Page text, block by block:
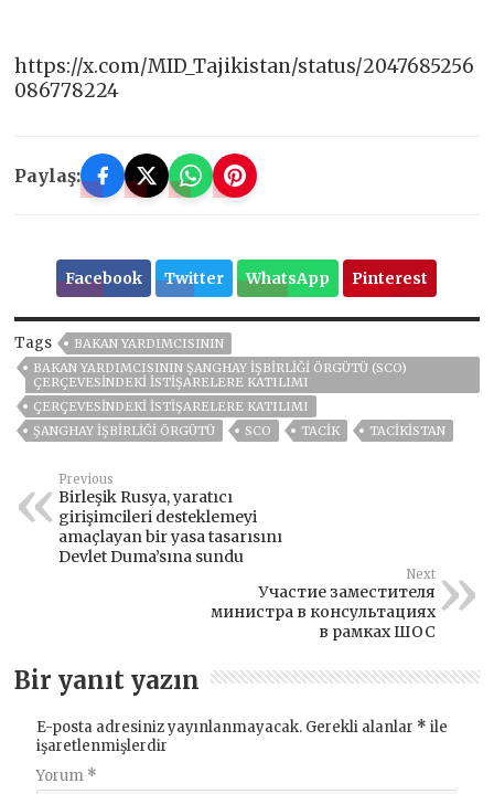
https://x.com/MID_Tajikistan/status/2047685256
086778224
Paylaş:
Facebook Twitter WhatsApp Pinterest
Tags
BAKAN YARDIMCISININ
BAKAN YARDIMCISININ ŞANGHAY İŞBIRLIĞI ÖRGÜTÜ (SCO)
ÇERÇEVESINDEKI ISTIŞARELERE KATILIMI
ÇERÇEVESINDEKI ISTIŞARELERE KATILIMI
ŞANGHAY İŞBIRLIĞI ÖRGÜTÜ
SCO TACİK TACİKİSTAN
Previous
Birleşik Rusya, yaratıcı
girişimcileri desteklemeyi
amaçlayan bir yasa tasarısını
Devlet Duma’sına sundu
Next
Участие заместителя
министра в консультациях
в рамках ШОС
Bir yanıt yazın
E-posta adresiniz yayınlanmayacak. Gerekli alanlar * ile
işaretlenmişlerdir
Yorum *